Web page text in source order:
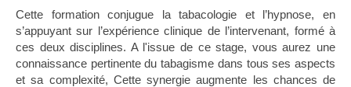
Cette formation conjugue la tabacologie et l’hypnose, en
s’appuyant sur l’expérience clinique de l’intervenant, formé à
ces deux disciplines. A l'issue de ce stage, vous aurez une
connaissance pertinente du tabagisme dans tous ses aspects
et sa complexité, Cette synergie augmente les chances de